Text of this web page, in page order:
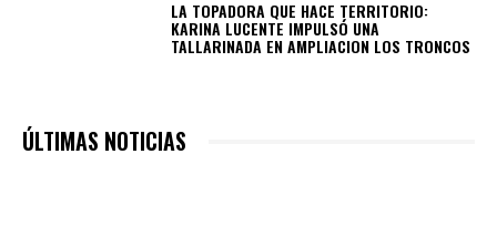
LA TOPADORA QUE HACE TERRITORIO:
KARINA LUCENTE IMPULSÓ UNA
TALLARINADA EN AMPLIACION LOS TRONCOS
ÚLTIMAS NOTICIAS